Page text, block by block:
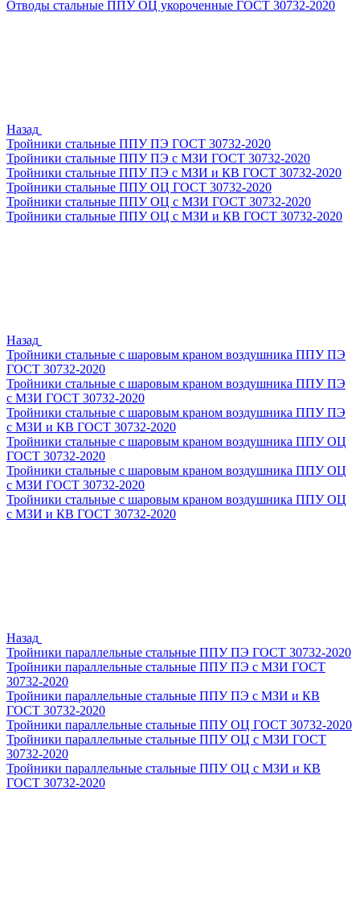
Отводы стальные ППУ ОЦ укороченные ГОСТ 30732-2020
Назад
Тройники стальные ППУ ПЭ ГОСТ 30732-2020
Тройники стальные ППУ ПЭ с МЗИ ГОСТ 30732-2020
Тройники стальные ППУ ПЭ с МЗИ и КВ ГОСТ 30732-2020
Тройники стальные ППУ ОЦ ГОСТ 30732-2020
Тройники стальные ППУ ОЦ с МЗИ ГОСТ 30732-2020
Тройники стальные ППУ ОЦ с МЗИ и КВ ГОСТ 30732-2020
Назад
Тройники стальные с шаровым краном воздушника ППУ ПЭ
ГОСТ 30732-2020
Тройники стальные с шаровым краном воздушника ППУ ПЭ
с МЗИ ГОСТ 30732-2020
Тройники стальные с шаровым краном воздушника ППУ ПЭ
с МЗИ и КВ ГОСТ 30732-2020
Тройники стальные с шаровым краном воздушника ППУ ОЦ
ГОСТ 30732-2020
Тройники стальные с шаровым краном воздушника ППУ ОЦ
с МЗИ ГОСТ 30732-2020
Тройники стальные с шаровым краном воздушника ППУ ОЦ
с МЗИ и КВ ГОСТ 30732-2020
Назад
Тройники параллельные стальные ППУ ПЭ ГОСТ 30732-2020
Тройники параллельные стальные ППУ ПЭ с МЗИ ГОСТ
30732-2020
Тройники параллельные стальные ППУ ПЭ с МЗИ и КВ
ГОСТ 30732-2020
Тройники параллельные стальные ППУ ОЦ ГОСТ 30732-2020
Тройники параллельные стальные ППУ ОЦ с МЗИ ГОСТ
30732-2020
Тройники параллельные стальные ППУ ОЦ с МЗИ и КВ
ГОСТ 30732-2020